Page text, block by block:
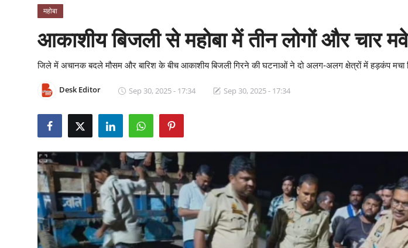
महोबा
आकाशीय बिजली से महोबा में तीन लोगों और चार
जिले में अचानक बदले मौसम और बारिश के बीच आकाशीय बिजली गिरने की घटनाओं ने दो अलग-अलग क्षेत्रों में हड़कंप मचा
Desk Editor Sep 30, 2025 - 17:34 Sep 30, 2025 - 17:34